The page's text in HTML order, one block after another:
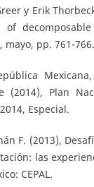
y Erik
mayo, pp. 761-766.
(2014), Plan
Especial.
F. (2013),
las
CEPAL.